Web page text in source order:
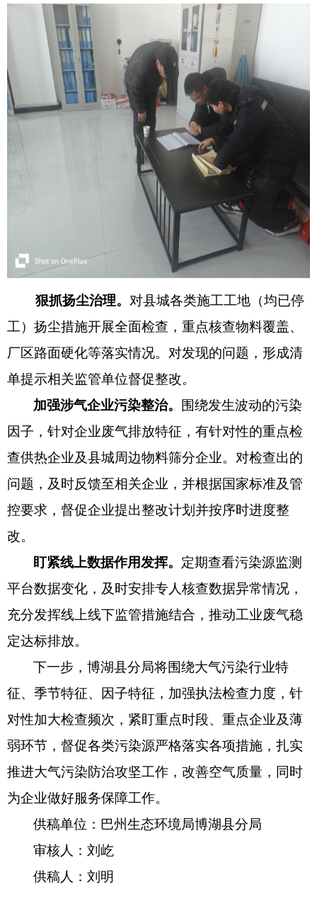
狠抓扬尘治理。 对县城各类施工工地（均已停
工）扬尘措施开展全面检查，重点核查物料覆盖、
厂区路面硬化等落实情况。对发现的问题，形成清
单提示相关监管单位督促整改。
加强涉气企业污染整治。
围绕发生波动的污染
因子，针对企业废气排放特征，有针对性的重点检
查供热企业及县城周边物料筛分企业。对检查出的
问题，及时反馈至相关企业，并根据国家标准及管
控要求，督促企业提出整改计划并按序时进度整
改。
盯紧线上数据作用发挥。 定期查看污染源监测
平台数据变化，及时安排专人核查数据异常情况，
充分发挥线上线下监管措施结合，推动工业废气稳
定达标排放。
下一步，博湖县分局将围绕大气污染行业特
征、季节特征、因子特征， 加强执法检查力度， 针
对性加大检查频次，紧盯重点 时段、重点企业及薄
弱环节，督促各类污染源严格落实各项措施，扎实
推进大气污染防治攻坚工作，改善空气质量，同时
为企业做好服务保障工作。
供稿单位：巴州生态环境局博湖县分局
审核人：刘屹
供稿人：刘明